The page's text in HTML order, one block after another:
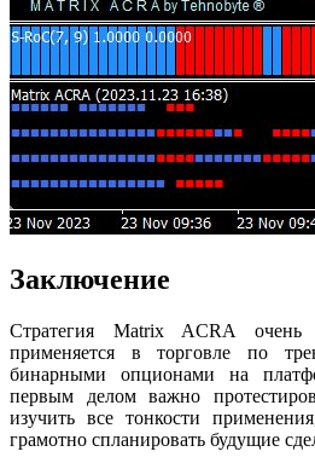
Заключение
Стратегия Matrix ACRA очень
применяется в торговле по
бинарными опционами на
первым делом важно
изучить все тонкости
грамотно спланировать будущие